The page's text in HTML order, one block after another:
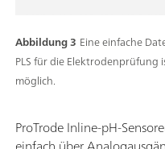
Abbildung 3 Eine einfache
PLS für die Elektrodenprüfung
möglich.
ProTrode Inline-pH-